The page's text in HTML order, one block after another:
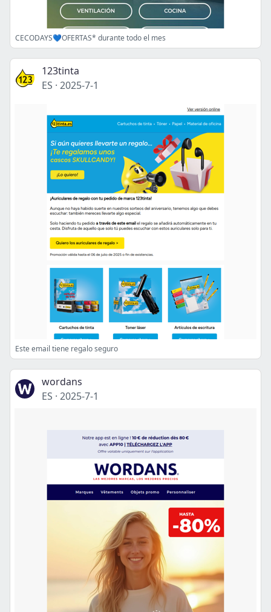
CECODAYS💙OFERTAS* durante todo el mes
123tinta
ES · 2025-7-1
Este email tiene regalo seguro
wordans
ES · 2025-7-1